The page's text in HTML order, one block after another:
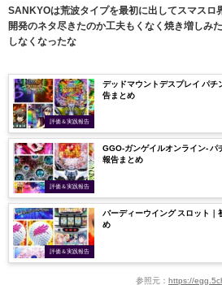
SANKYOは荒波タイプを最初に出してスマスロ
開発のネタ尽きたのか工夫もくなく焼き増しみ
しなくなったな
評価＆実践報告
デッドマウントデスプレイ パ
告まとめ
評価＆実践報告
GGO-ガンゲイルオンライン-
報告まとめ
評価＆実践報告
バーディーウイング スロット
め
参照元： https://